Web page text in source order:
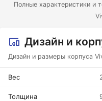
Полные характеристики и
Дизайн и
Дизайн и размеры корпуса
Вес
Толщина